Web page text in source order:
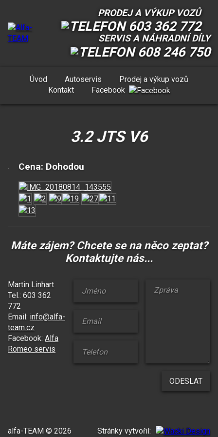
PRODEJ A VÝKUP VOZŮ
603 362 772
SERVIS A NÁHRADNÍ DÍLY
608 246 750
Úvod Autoservis
Prodej a výkup vozů
Kontakt
Facebook
3.2 JTS V6
Cena: Dohodou
Máte zájem? Chcete se na něco zeptat?
Kontaktujte nás...
Martin Linhart
Tel.: 603 362
772
Email: info@alfa-
team.cz
Facebook: Alfa
Romeo servis
alfa-TEAM © 2026 Stránky vytvořil: